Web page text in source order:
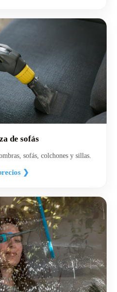
de sofás
sofás, colchones y sillas.
❯